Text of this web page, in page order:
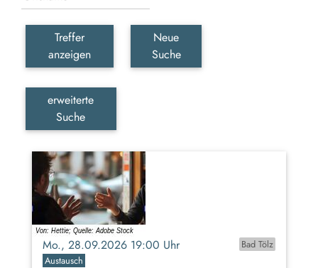
Treffer
anzeigen
Neue
Suche
erweiterte
Suche
Mo., 28.09.2026 19:00 Uhr
Bad Tölz
Austausch